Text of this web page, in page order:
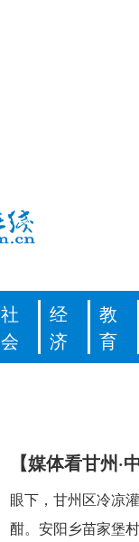
社
会
经
济
教
育
【媒体看甘州
眼下，甘州区冷凉
酣。安阳乡苗家堡